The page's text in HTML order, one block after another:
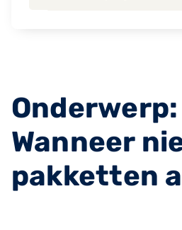
Onderwerp:
Wanneer
pakketten